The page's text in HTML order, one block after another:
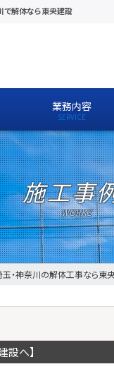
で解体なら東央建設
業務内容
施工事
・神奈川の解体工事なら東央
へ】